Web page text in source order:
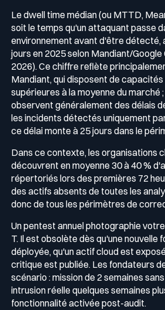
Le dwell time médian (ou MTTD,
soit le temps qu'un attaquant passe
environnement avant d'être détecté,
jours en 2025 selon Mandiant/Google
2026). Ce chiffre reflète
Mandiant, qui disposent de
supérieures à la moyenne du marché
observent généralement des délais
les incidents détectés uniquement
ce délai monte à 25 jours dans le
Dans ce contexte, les organisations
découvrent en moyenne 30 à 40 %
répertoriés lors des premières 72
des actifs absents de toutes les
donc de tous les périmètres de
Un pentest annuel photographie
T. Il est obsolète dès qu'une nouvelle
déployée, qu'un actif cloud est
critique est publiée. Les fondateurs
scénario : mission de 2 semaines
intrusion réelle quelques semaines
fonctionnalité activée post-audit.